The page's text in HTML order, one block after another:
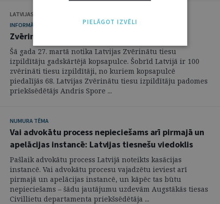
LATVIJAS ZVĒRINĀTU TIESU IZPILDĪTĀJU PADOME
INFORMĀCIJA
Zvērināti tiesu izpildītāji tiekas kopsapulcē
Šā gada 27. martā notika Latvijas Zvērinātu tiesu
izpildītāju gadskārtējā kopsapulce. Šobrīd Latvijā ir 100
zvērināti tiesu izpildītāji, no kuriem kopsapulcē
piedalījās 68. Latvijas Zvērinātu tiesu izpildītāju padomes
priekšsēdētājs Andris Spore ...
NUMURA TĒMA
Vai advokātu process nepieciešams arī pirmajā un
apelācijas instancē: Latvijas tiesnešu viedoklis
Pašlaik advokātu process Latvijā noteikts kasācijas
instancē. Vai advokātu procesu vajadzētu ieviest arī
pirmajā un apelācijas instancē, un kāpēc tas būtu
nepieciešams – šādu jautājumu uzdevām Augstākās tiesas
Civillietu departamenta priekšsēdētāja ...
PIELĀGOT IZVĒLI